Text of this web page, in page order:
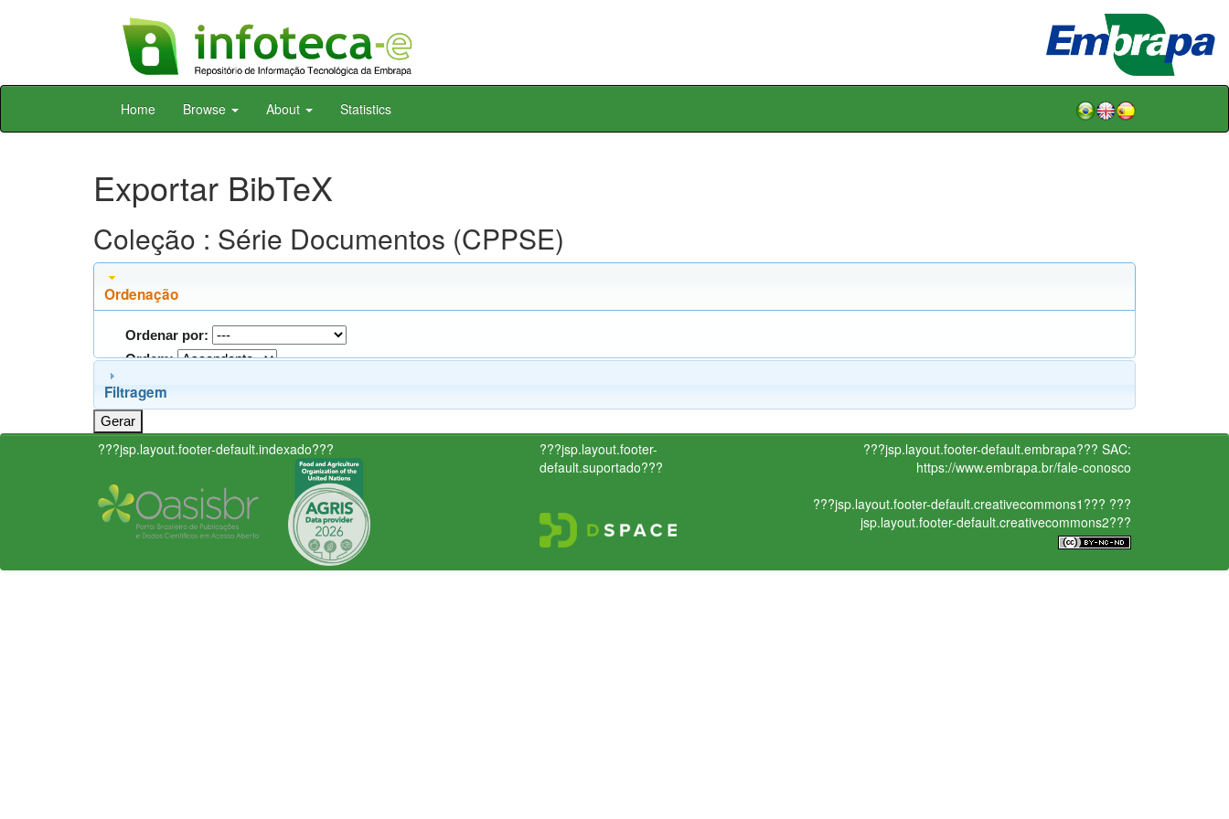
Skip
Home Browse About Statistics
Exportar BibTeX
Coleção : Série Documentos (CPPSE)
Ordenação
Ordenar por:
Ordem:
Filtragem
???jsp.layout.footer-default.indexado???
???jsp.layout.footer-
default.suportado???
???jsp.layout.footer-default.embrapa??? SAC:
https://www.embrapa.br/fale-conosco
???jsp.layout.footer-default.creativecommons1??? ???
jsp.layout.footer-default.creativecommons2???